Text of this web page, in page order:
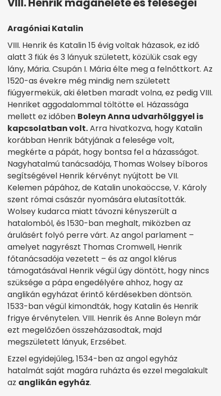
Aragóniai Katalin
VIII. Henrik és Katalin 15 évig voltak házasok, ez idő
alatt 3 fiúk és 3 lányuk született, közülük csak egy
lány, Mária. Csupán I. Mária élte meg a felnőttkort. Az
1520-as évekre még mindig nem született
fiúgyermekük, aki életben maradt volna, ez pedig VIII.
Henriket aggodalommal töltötte el. Házassága
mellett ez időben Boleyn Anna udvarhölggyel is
kapcsolatban volt.Arra hivatkozva, hogy Katalin
korábban Henrik bátyjának a felesége volt,
megkérte a pápát, hogy bontsa fel a házasságot.
Nagyhatalmú tanácsadója, Thomas Wolsey bíboros
segítségével Henrik kérvényt nyújtott be VII.
Kelemen pápához, de Katalin unokaöccse, V. Károly
szent római császár nyomására elutasították.
Wolsey kudarca miatt távozni kényszerült a
hatalomból, és 1530-ban meghalt, miközben az
árulásért folyó perre várt. Az angol parlament –
amelyet nagyrészt Thomas Cromwell, Henrik
főtanácsadója vezetett – és az angol klérus
támogatásával Henrik végül úgy döntött, hogy nincs
szüksége a pápa engedélyére ahhoz, hogy az
anglikán egyházat érintő kérdésekben döntsön.
1533-ban végül kimondták, hogy Katalin és Henrik
frigye érvénytelen. VIII. Henrik és Anne Boleyn már
ezt megelőzően összeházasodtak, majd
megszületett lányuk, Erzsébet.
Ezzel egyidejűleg, 1534-ben az angol egyház
hatalmát saját magára ruházta és ezzel megalakult
az anglikán egyház.